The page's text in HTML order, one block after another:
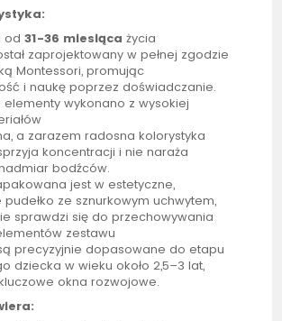
od31-36 miesiąca życia
zaprojektowany w pełnej zgodzie
Montessori, promując
i naukę poprzez doświadczanie.
elementy wykonano z wysokiej
a zarazem radosna kolorystyka
koncentracji i nie naraża
bodźców.
jest w estetyczne,
ze sznurkowym uchwytem,
sprawdzi się do przechowywania
zestawu
precyzyjnie dopasowane do etapu
dziecka w wieku około 2,5–3 lat,
okna rozwojowe.